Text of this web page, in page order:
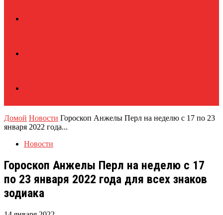
Домой Новости Гороскоп Анжелы Перл на неделю с 17 по 23
января 2022 года...
Новости
Гороскоп Анжелы Перл на неделю с 17
по 23 января 2022 года для всех знаков
зодиака